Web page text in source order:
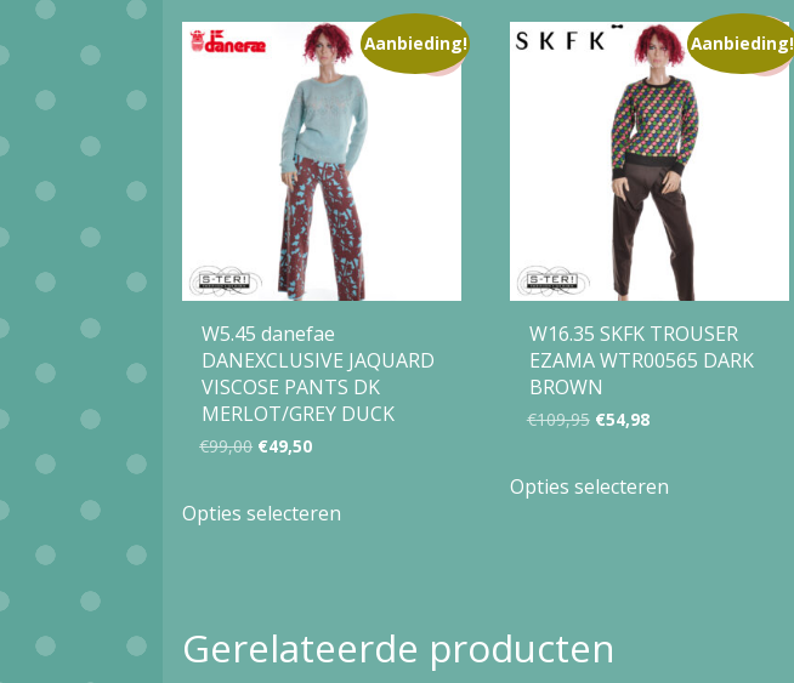
Aanbieding!
W5.45 danefae
DANEXCLUSIVE JAQUARD
VISCOSE PANTS DK
MERLOT/GREY DUCK
€99,00 Oorspronkelijke
was:
€49,50Huidige
is:
Opties selecteren
variaties.
Aanbieding!
W16.35 SKFK TROUSER
EZAMA WTR00565 DARK
BROWN
€109,95 Oorspronkelijke
was:
€54,98Huidige
is:
Opties selecteren
Gerelateerde producten